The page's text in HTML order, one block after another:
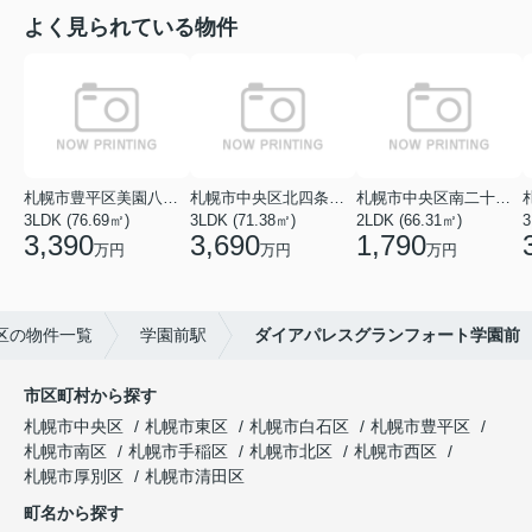
よく見られている物件
3LDK (76.69㎡)
3,390万円
3LDK (71.38㎡)
3,690万円
2LDK (66.31㎡)
1,790万円
の物件一覧 学園前駅 ダイアパレスグランフォート学園前
市区町村から探す
札幌市中央区
札幌市東区 札幌市白石区
札幌市豊平区
札幌市南区
札幌市手稲区 札幌市北区
札幌市西区
札幌市厚別区
札幌市清田区
町名から探す